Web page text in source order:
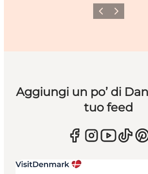
Precedente
Avanti
Aggiungi un po’ di
tuo feed